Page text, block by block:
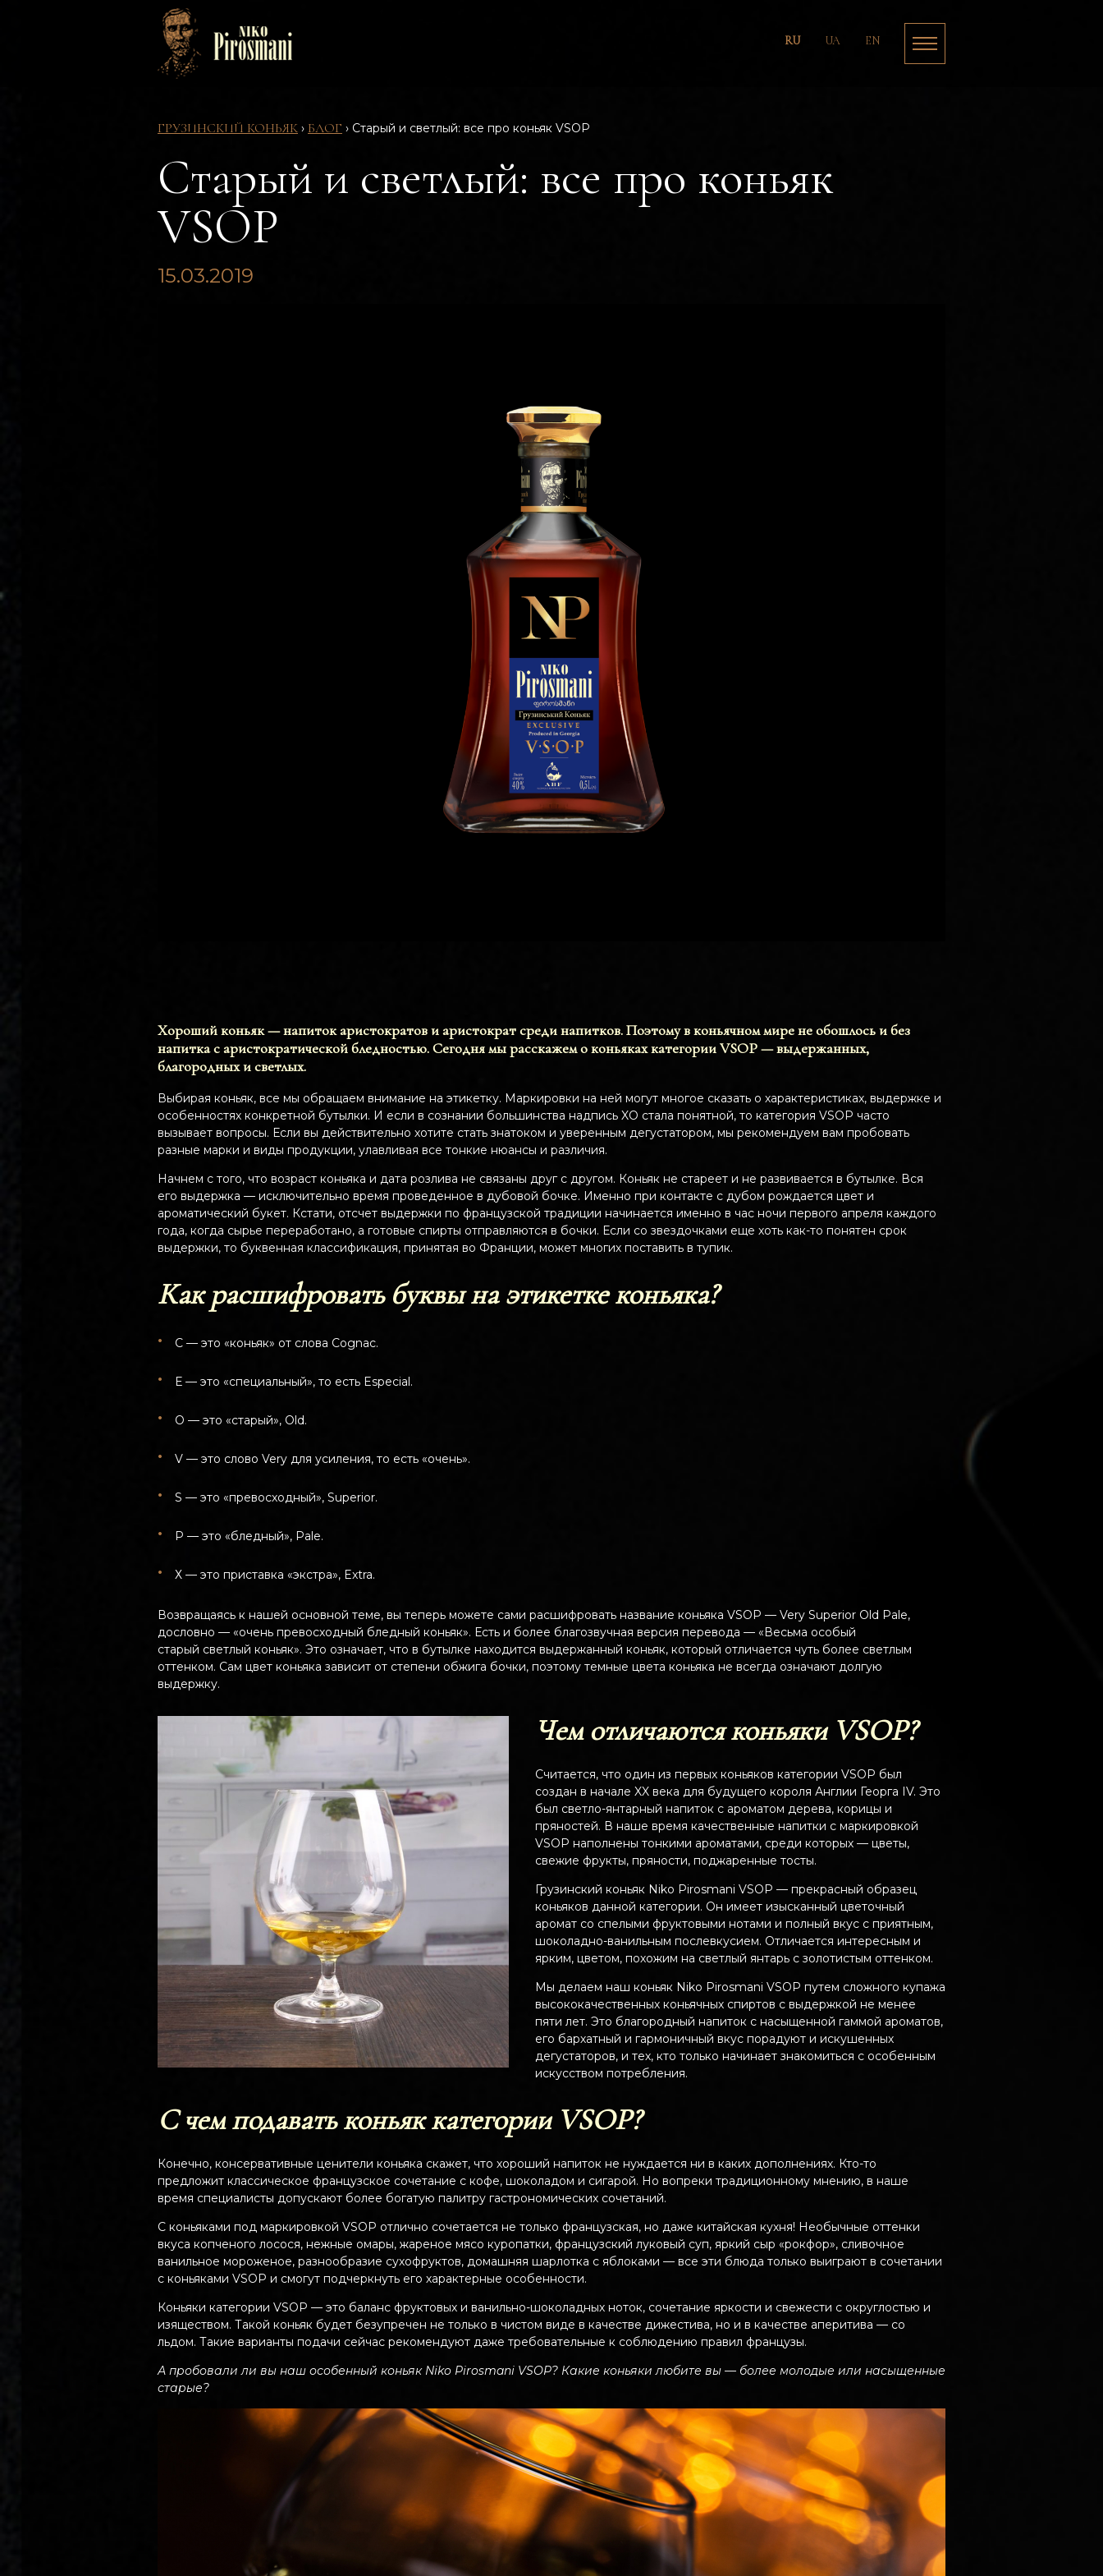
RU UA EN
ГРУЗИНСКИЙ КОНЬЯК › БЛОГ › Старый и светлый: все про коньяк VSOP
Старый и светлый: все про коньяк
VSOP
15.03.2019
Хороший коньяк — напиток аристократов и аристократ среди напитков. Поэтому в коньячном мире не обошлось и без
напитка с аристократической бледностью. Сегодня мы расскажем о коньяках категории VSOP — выдержанных,
благородных и светлых.
Выбирая коньяк, все мы обращаем внимание на этикетку. Маркировки на ней могут многое сказать о характеристиках, выдержке и
особенностях конкретной бутылки. И если в сознании большинства надпись XO стала понятной, то категория VSOP часто
вызывает вопросы. Если вы действительно хотите стать знатоком и уверенным дегустатором, мы рекомендуем вам пробовать
разные марки и виды продукции, улавливая все тонкие нюансы и различия.
Начнем с того, что возраст коньяка и дата розлива не связаны друг с другом. Коньяк не стареет и не развивается в бутылке. Вся
его выдержка — исключительно время проведенное в дубовой бочке. Именно при контакте с дубом рождается цвет и
ароматический букет. Кстати, отсчет выдержки по французской традиции начинается именно в час ночи первого апреля каждого
года, когда сырье переработано, а готовые спирты отправляются в бочки. Если со звездочками еще хоть как-то понятен срок
выдержки, то буквенная классификация, принятая во Франции, может многих поставить в тупик.
Как расшифровать буквы на этикетке коньяка?
С — это «коньяк» от слова Cognac.
Е — это «специальный», то есть Especial.
О — это «старый», Old.
V — это слово Very для усиления, то есть «очень».
S — это «превосходный», Superior.
P — это «бледный», Pale.
Х — это приставка «экстра», Extra.
Возвращаясь к нашей основной теме, вы теперь можете сами расшифровать название коньяка VSOP — Very Superior Old Pale,
дословно — «очень превосходный бледный коньяк». Есть и более благозвучная версия перевода — «Весьма особый
старый светлый коньяк». Это означает, что в бутылке находится выдержанный коньяк, который отличается чуть более светлым
оттенком. Сам цвет коньяка зависит от степени обжига бочки, поэтому темные цвета коньяка не всегда означают долгую
выдержку.
Чем отличаются коньяки VSOP?
Считается, что один из первых коньяков категории VSOP был
создан в начале XX века для будущего короля Англии Георга IV. Это
был светло-янтарный напиток с ароматом дерева, корицы и
пряностей. В наше время качественные напитки с маркировкой
VSOP наполнены тонкими ароматами, среди которых — цветы,
свежие фрукты, пряности, поджаренные тосты.
Грузинский коньяк Niko Pirosmani VSOP — прекрасный образец
коньяков данной категории. Он имеет изысканный цветочный
аромат со спелыми фруктовыми нотами и полный вкус с приятным,
шоколадно-ванильным послевкусием. Отличается интересным и
ярким, цветом, похожим на светлый янтарь с золотистым оттенком.
Мы делаем наш коньяк Niko Pirosmani VSOP путем сложного купажа
высококачественных коньячных спиртов с выдержкой не менее
пяти лет. Это благородный напиток с насыщенной гаммой ароматов,
его бархатный и гармоничный вкус порадуют и искушенных
дегустаторов, и тех, кто только начинает знакомиться с особенным
искусством потребления.
С чем подавать коньяк категории VSOP?
Конечно, консервативные ценители коньяка скажет, что хороший напиток не нуждается ни в каких дополнениях. Кто-то
предложит классическое французское сочетание с кофе, шоколадом и сигарой. Но вопреки традиционному мнению, в наше
время специалисты допускают более богатую палитру гастрономических сочетаний.
С коньяками под маркировкой VSOP отлично сочетается не только французская, но даже китайская кухня! Необычные оттенки
вкуса копченого лосося, нежные омары, жареное мясо куропатки, французский луковый суп, яркий сыр «рокфор», сливочное
ванильное мороженое, разнообразие сухофруктов, домашняя шарлотка с яблоками — все эти блюда только выиграют в сочетании
с коньяками VSOP и смогут подчеркнуть его характерные особенности.
Коньяки категории VSOP — это баланс фруктовых и ванильно-шоколадных ноток, сочетание яркости и свежести с округлостью и
изяществом. Такой коньяк будет безупречен не только в чистом виде в качестве дижестива, но и в качестве аперитива — со
льдом. Такие варианты подачи сейчас рекомендуют даже требовательные к соблюдению правил французы.
А пробовали ли вы наш особенный коньяк Niko Pirosmani VSOP? Какие коньяки любите вы — более молодые или насыщенные
старые?